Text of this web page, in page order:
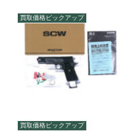
買取価格ピックアップ
買取価格ピックアップ